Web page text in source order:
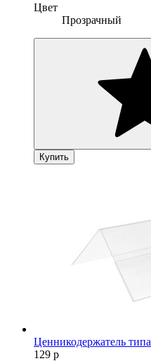
Цвет
Прозрачный
Купить
Ценникодержатель
129 р